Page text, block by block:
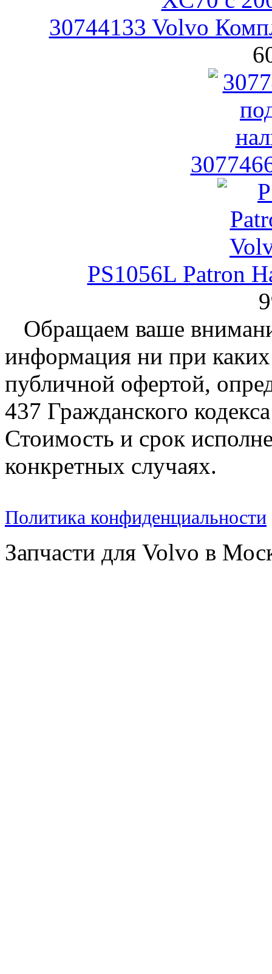
30744133 Volvo
PS1056L Patron
Обращаем ваше
информация ни при каких
публичной офертой,
437 Гражданского
Стоимость и срок
конкретных случаях.
Политика конфиденциальности
Запчасти для Volvo в